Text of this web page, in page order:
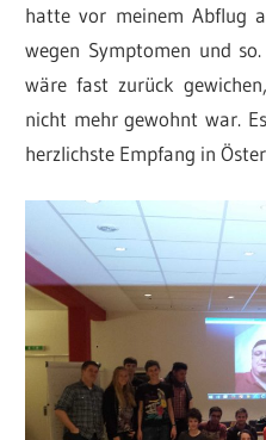
hatte vor meinem Abflug
wegen Symptomen und
wäre fast zurück
nicht mehr gewohnt war.
herzlichste Empfang in